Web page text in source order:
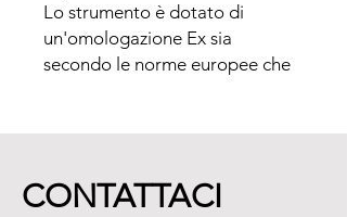
Lo strumento è dotato di
un'omologazione Ex sia
secondo le norme europee che
esigenze del cliente
CONTATTACI